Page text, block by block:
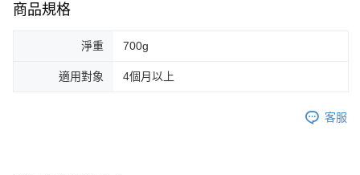
商品規格
淨重 700g
適用對象 4個月以上
客服